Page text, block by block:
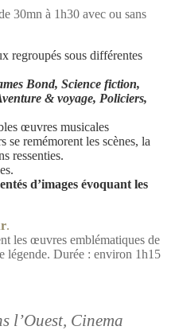
30mn à 1h30 avec ou sans
regroupés sous différentes
Bond, Science fiction,
& voyage, Policiers,
œuvres musicales
se remémorent les scènes, la
ressenties.
d’images évoquant les
.
les œuvres emblématiques de
légende. Durée : environ 1h15
l’Ouest, Cinema